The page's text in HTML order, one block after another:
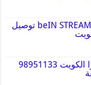
جهاز بي ان ستريم beIN STREAM توصيل
مكتب استخراج فيزا الكويت 98951133